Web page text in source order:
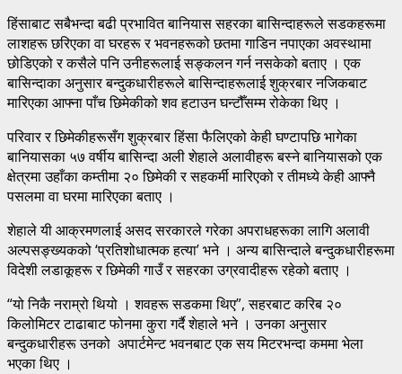
हिंसाबाट सबैभन्दा बढी प्रभावित बानियास सहरका बासिन्दाहरूले सडकहरूमा
लाशहरू छरिएका वा घरहरू र भवनहरूको छतमा गाडिन नपाएका अवस्थामा
छोडिएको र कसैले पनि उनीहरूलाई सङ्कलन गर्न नसकेको बताए । एक
बासिन्दाका अनुसार बन्दुकधारीहरूले बासिन्दाहरूलाई शुक्रबार नजिकबाट
मारिएका आफ्ना पाँच छिमेकीको शव हटाउन घन्टौँसम्म रोकेका थिए ।
परिवार र छिमेकीहरूसँग शुक्रबार हिंसा फैलिएको केही घण्टापछि भागेका
बानियासका ५७ वर्षीय बासिन्दा अली शेहाले अलावीहरू बस्ने बानियासको एक
क्षेत्रमा उहाँका कम्तीमा २० छिमेकी र सहकर्मी मारिएको र तीमध्ये केही आफ्नै
पसलमा वा घरमा मारिएका बताए ।
शेहाले यी आक्रमणलाई असद सरकारले गरेका अपराधहरूका लागि अलावी
अल्पसङ्ख्यकको ‘प्रतिशोधात्मक हत्या’ भने । अन्य बासिन्दाले बन्दुकधारीहरूमा
विदेशी लडाकूहरू र छिमेकी गाउँ र सहरका उग्रवादीहरू रहेको बताए ।
“यो निकै नराम्रो थियो । शवहरू सडकमा थिए”, सहरबाट करिब २०
किलोमिटर टाढाबाट फोनमा कुरा गर्दै शेहाले भने । उनका अनुसार
बन्दुकधारीहरू उनको अपार्टमेन्ट भवनबाट एक सय मिटरभन्दा कममा भेला
भएका थिए ।